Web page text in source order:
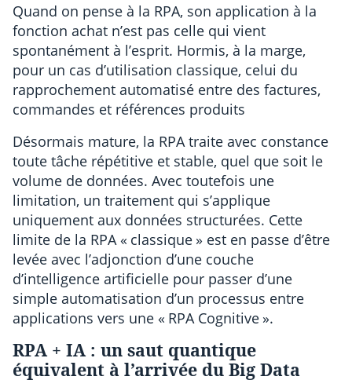
Quand on pense à la RPA, son application à la
fonction achat n’est pas celle qui vient
spontanément à l’esprit. Hormis, à la marge,
pour un cas d’utilisation classique, celui du
rapprochement automatisé entre des factures,
commandes et références produits
Désormais mature, la RPA traite avec constance
toute tâche répétitive et stable, quel que soit le
volume de données. Avec toutefois une
limitation, un traitement qui s’applique
uniquement aux données structurées. Cette
limite de la RPA « classique » est en passe d’être
levée avec l’adjonction d’une couche
d’intelligence artificielle pour passer d’une
simple automatisation d’un processus entre
applications vers une « RPA Cognitive ».
RPA + IA : un saut quantique
équivalent à l’arrivée du Big Data